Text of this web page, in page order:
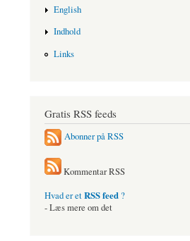
English
Indhold
Links
Gratis RSS feeds
Abonner på RSS
Kommentar RSS
Hvad er etRSS feed ?
- Læs mere om det